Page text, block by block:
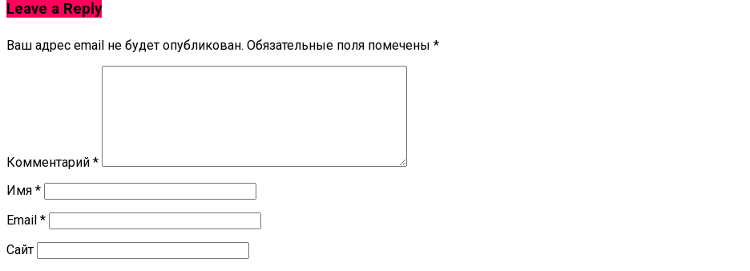
Leave a Reply
Ваш адрес email не будет опубликован. Обязательные поля помечены *
Комментарий *
Имя *
Email *
Сайт